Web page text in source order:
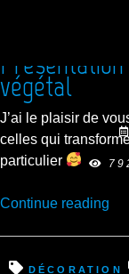
végétal
J’ai le plaisir de
celles qui
particulier
Continue reading
décoration